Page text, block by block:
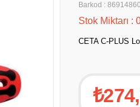
Barkod :
Stok Miktarı :
CETA C-PLUS